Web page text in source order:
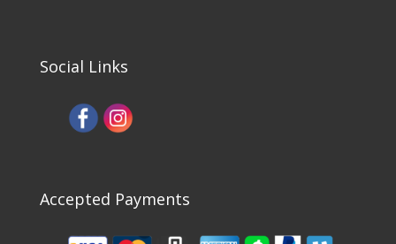
Social Links
Accepted Payments